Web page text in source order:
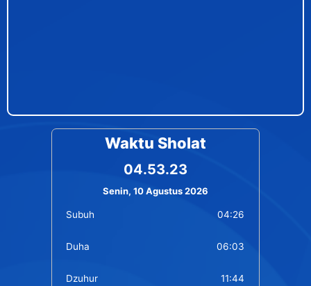
Waktu Sholat
04.53.23
Senin, 10 Agustus 2026
Subuh 04:26
Duha 06:03
Dzuhur 11:44